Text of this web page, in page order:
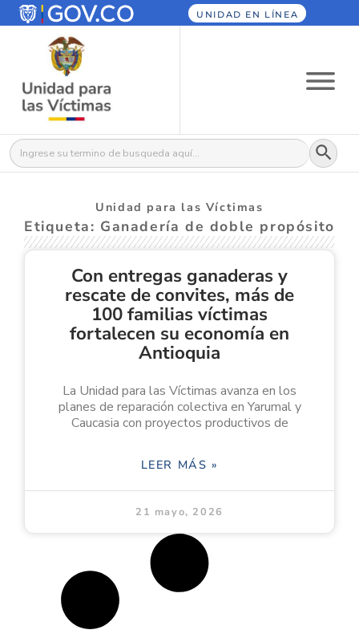
UNIDAD EN LÍNEA
Buscar: Botón
Unidad para las Víctimas
Etiqueta: Ganadería de doble propósito
Con entregas ganaderas y
rescate de convites, más de
100 familias víctimas
fortalecen su economía en
Antioquia
La Unidad para las Víctimas avanza en los
planes de reparación colectiva en Yarumal y
Caucasia con proyectos productivos de
LEER MÁS »
21 mayo, 2026